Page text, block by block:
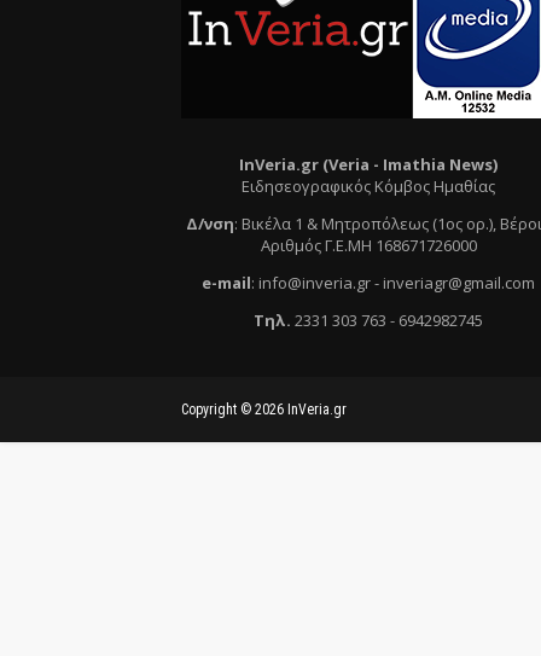
InVeria.gr (Veria - Ιmathia News)
Ειδησεογραφικός Κόμβος Ημαθίας
Δ/νση: Βικέλα 1 & Μητροπόλεως (1ος ορ.),
Αριθμός Γ.Ε.ΜΗ 168671726000
e-mail: info@inveria.gr- inveriagr@gmail.com
Τηλ. 2331 303 763 - 6942982745
Copyright © 2026 InVeria.gr